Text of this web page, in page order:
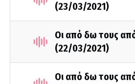
(23/03/2021)
Οι από δω τους
(22/03/2021)
Οι από δω τους